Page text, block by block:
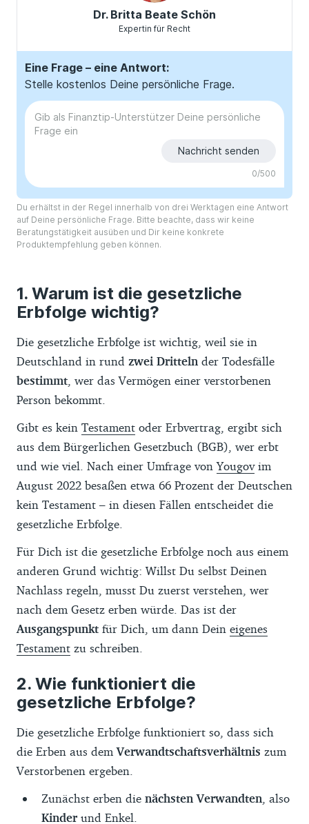
Dr. Britta Beate Schön
Expertin für Recht
Eine Frage – eine Antwort:
Stelle kostenlos Deine persönliche Frage.
Nachricht senden
0/500
Du erhältst in der Regel innerhalb von drei Werktagen eine Antwort
auf Deine persönliche Frage. Bitte beachte, dass wir keine
Beratungstätigkeit ausüben und Dir keine konkrete
Produktempfehlung geben können.
Warum ist die gesetzliche
Erbfolge wichtig?
Die gesetzliche Erbfolge ist wichtig, weil sie in
Deutschland in rund zwei Dritteln der Todesfälle
bestimmt , wer das Vermögen einer verstorbenen
Person bekommt.
Gibt es kein Testament oder Erbvertrag, ergibt sich
aus dem Bürgerlichen Gesetzbuch (BGB), wer erbt
und wie viel. Nach einer Umfrage vonYougovim
August 2022 besaßen etwa 66 Prozent der Deutschen
kein Testament – in diesen Fällen entscheidet die
gesetzliche Erbfolge.
Für Dich ist die gesetzliche Erbfolge noch aus einem
anderen Grund wichtig: Willst Du selbst Deinen
Nachlass regeln, musst Du zuerst verstehen, wer
nach dem Gesetz erben würde. Das ist der
Ausgangspunkt für Dich, um dann Dein eigenes
Testament zu schreiben.
Wie funktioniert die
gesetzliche Erbfolge?
Die gesetzliche Erbfolge funktioniert so, dass sich
die Erben aus demVerwandtschaftsverhältnis zum
Verstorbenen ergeben.
Zunächst erben die nächsten Verwandten , also
Kinder und Enkel.